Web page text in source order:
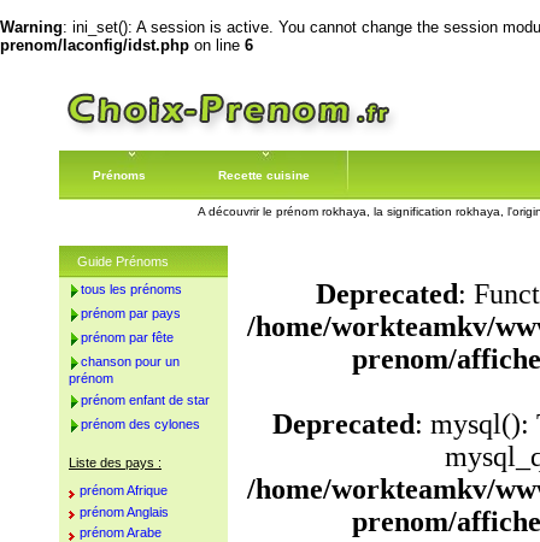
Warning: ini_set(): A session is active. You cannot change the session
prenom/laconfig/idst.php on line 6
Prénoms Recette cuisine
A découvrir le prénom rokhaya, la signification rokhaya,
Deprecated:
/home/workteamkv/
prenom/
Deprecated: mysql():
/home/workteamkv/
prenom/
Guide Prénoms
tous les prénoms
prénom par pays
prénom par fête
chanson pour un
prénom
prénom enfant de star
prénom des cylones
Liste des pays :
prénom Afrique
prénom Anglais
prénom Arabe